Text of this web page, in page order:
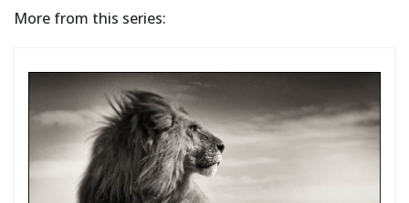
More from this series: